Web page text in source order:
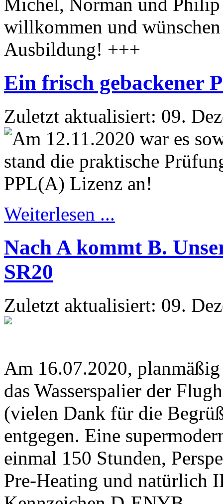
Ein frisch gebackener
Zuletzt aktualisiert: 09.
Weiterlesen ...
Nach A kommt B.
SR20
Zuletzt aktualisiert: 09.
Am 16.07.2020,
das Wasserspalier der
(vielen Dank für die
entgegen. Eine
einmal 150 Stunden,
Pre-Heating und natürlich